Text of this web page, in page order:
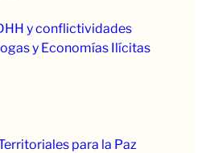
y conflictividades
y Economías Ilícitas
para la Paz